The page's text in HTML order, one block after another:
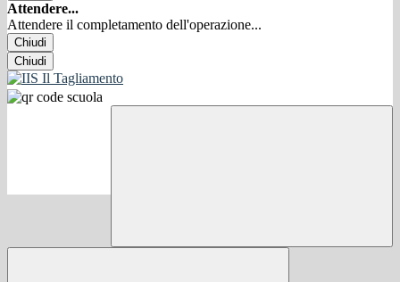
Attendere...
Attendere il completamento dell'operazione...
Chiudi
Chiudi